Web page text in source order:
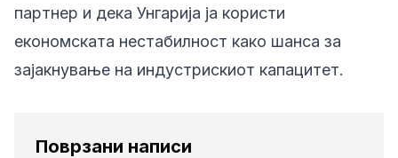
партнер и дека Унгарија ја користи
економската нестабилност како шанса за
зајакнување на индустрискиот капацитет.
Поврзани написи